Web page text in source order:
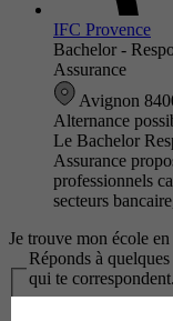
IFC Provence
Bachelor -
Assurance
Avignon
Alternance
Le Bachelor
Assurance
professionnels
secteurs
Je trouve mon école
Réponds à
qui te correspondent.